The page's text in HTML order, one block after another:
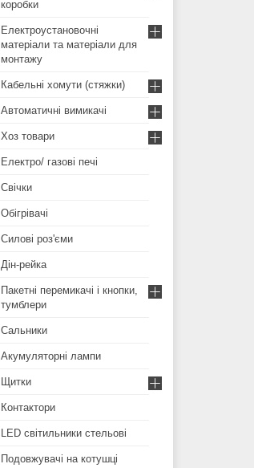
коробки
Електроустановочні
матеріали та матеріали для
монтажу
Кабельні хомути (стяжки)
Автоматичні вимикачі
Хоз товари
Електро/ газові печі
Свічки
Обігрівачі
Силові роз'єми
Дін-рейка
Пакетні перемикачі і кнопки,
тумблери
Сальники
Акумуляторні лампи
Щитки
Контактори
LED світильники стельові
Подовжувачі на котушці